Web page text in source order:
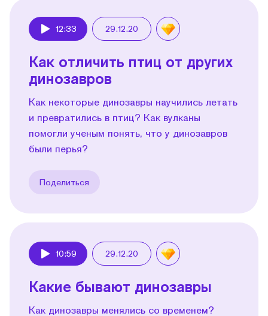
12:33 29.12.20
Как отличить птиц от других
динозавров
Как некоторые динозавры научились летать
и превратились в птиц? Как вулканы
помогли ученым понять, что у динозавров
были перья?
Поделиться
10:59 29.12.20
Какие бывают динозавры
Как динозавры менялись со временем?